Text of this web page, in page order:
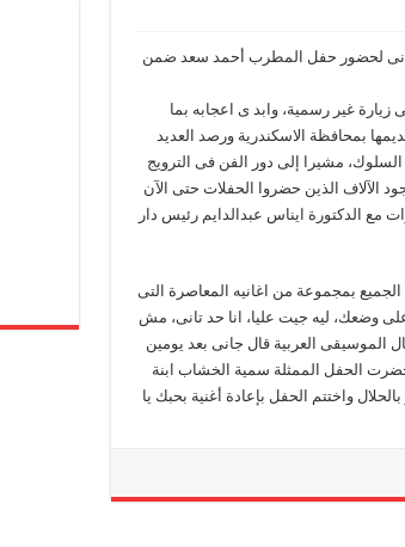
لحضور حفل المطرب أحمد سعد ضمن
غير رسمية، وابد ى اعجابه بما
بمحافظة الاسكندرية ورصد العديد
السلوك، مشيرا إلى دور الفن فى الترويج
الآلاف الذين حضروا الحفلات حتى الآن
على دراسة عودة مهرجان قلعة قايتباى الذى توقف منذ 9 سنوات مع الدكتورة ايناس عبدالدايم رئيس دار
بمجموعة من اغانيه المعاصرة التى
وضعك، ليه جيت عليا، انا حد تانى، مش
الموسيقى العربية قال جانى بعد يومين
الحفل الممثلة سمية الخشاب ابنة
واختتم الحفل بإعادة أغنية بحبك يا